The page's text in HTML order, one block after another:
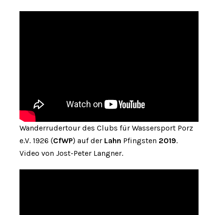
Wanderrudertour des Clubs für Wassersport Porz
e.V. 1926 (CfWP) auf der Lahn Pfingsten 2019.
Video von Jost-Peter Langner.